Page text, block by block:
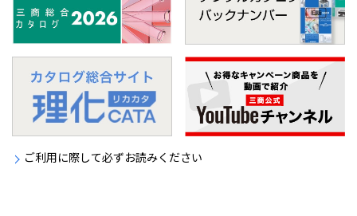
ご利用に際して必ずお読みください